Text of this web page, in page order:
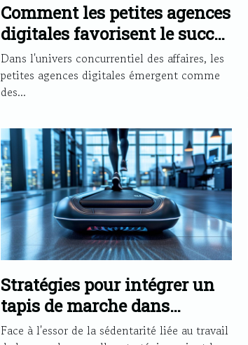
Comment les petites agences
digitales favorisent le succès
des PME
Dans l'univers concurrentiel des affaires, les
petites agences digitales émergent comme
des...
Stratégies pour intégrer un
tapis de marche dans
l'environnement de travail
Face à l'essor de la sédentarité liée au travail